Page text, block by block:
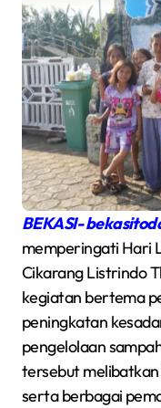
BEKASI-
memperingati Hari
Cikarang Listrindo
kegiatan bertema
peningkatan
pengelolaan
tersebut
serta berbagai